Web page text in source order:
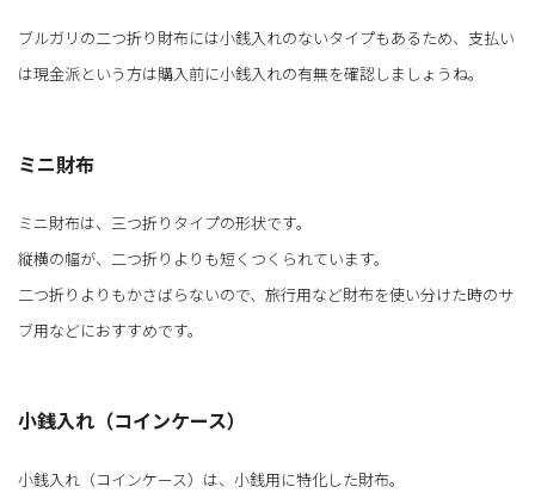
ブルガリの二つ折り財布には小銭入れのないタイプもあるため、支払い
は現金派という方は購入前に小銭入れの有無を確認しましょうね。
ミニ財布
ミニ財布は、三つ折りタイプの形状です。
縦横の幅が、二つ折りよりも短くつくられています。
二つ折りよりもかさばらないので、旅行用など財布を使い分けた時のサ
ブ用などにおすすめです。
小銭入れ（コインケース）
小銭入れ（コインケース）は、小銭用に特化した財布。